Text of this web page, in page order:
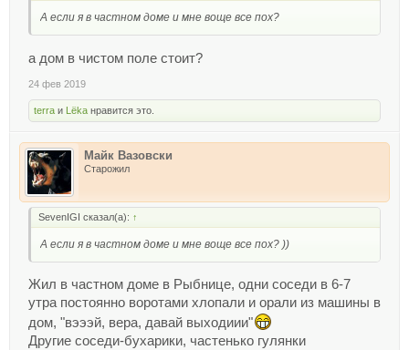
А если я в частном доме и мне воще все пох?
а дом в чистом поле стоит?
24 фев 2019
terra и Lёka нравится это.
Майк Вазовски
Старожил
SevenIGI сказал(а): ↑
А если я в частном доме и мне воще все пох? ))
Жил в частном доме в Рыбнице, одни соседи в 6-7
утра постоянно воротами хлопали и орали из машины в
дом, "вэээй, вера, давай выходиии"
Другие соседи-бухарики, частенько гулянки